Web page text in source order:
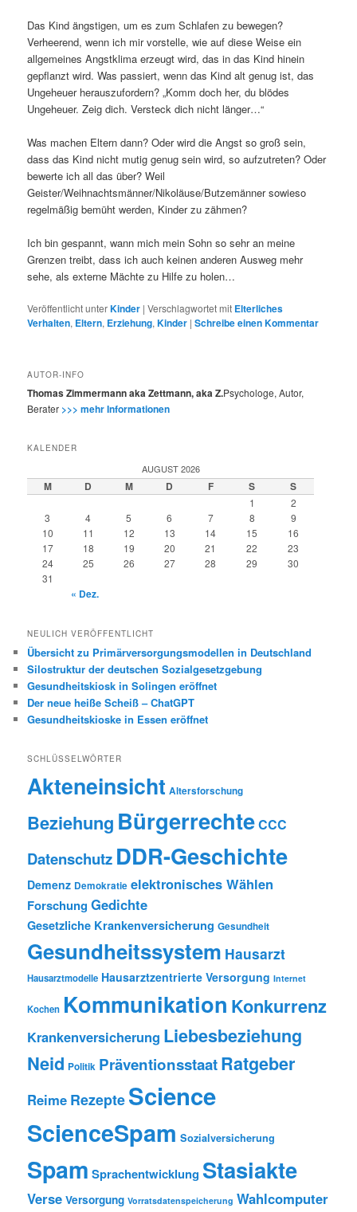
Das Kind ängstigen, um es zum Schlafen zu bewegen?
Verheerend, wenn ich mir vorstelle, wie auf diese Weise ein
allgemeines Angstklima erzeugt wird, das in das Kind hinein
gepflanzt wird. Was passiert, wenn das Kind alt genug ist, das
Ungeheuer herauszufordern? „Komm doch her, du blödes
Ungeheuer. Zeig dich. Versteck dich nicht länger…“
Was machen Eltern dann? Oder wird die Angst so groß sein,
dass das Kind nicht mutig genug sein wird, so aufzutreten? Oder
bewerte ich all das über? Weil
Geister/Weihnachtsmänner/Nikoläuse/Butzemänner sowieso
regelmäßig bemüht werden, Kinder zu zähmen?
Ich bin gespannt, wann mich mein Sohn so sehr an meine
Grenzen treibt, dass ich auch keinen anderen Ausweg mehr
sehe, als externe Mächte zu Hilfe zu holen…
Veröffentlicht unterKinder |Verschlagwortet mit Elterliches
Verhalten, Eltern, Erziehung,Kinder |Schreibe einen Kommentar
AUTOR-INFO
Thomas Zimmermann aka Zettmann, aka Z.Psychologe, Autor,
Berater >>> mehr Informationen
KALENDER
AUGUST 2026
M D M D F S S
1
2
3
4 5 6 7 8
9
10
11 12 13 14 15
16
17
18 19 20 21 22
23
24
25 26 27 28 29
30
31
« Dez.
NEULICH VERÖFFENTLICHT
Übersicht zu Primärversorgungsmodellen in Deutschland
Silostruktur der deutschen Sozialgesetzgebung
Gesundheitskiosk in Solingen eröffnet
Der neue heiße Scheiß – ChatGPT
Gesundheitskioske in Essen eröffnet
SCHLÜSSELWÖRTER
Akteneinsicht Altersforschung
Beziehung BürgerrechteCCC
Datenschutz DDR-Geschichte
Demenz Demokratie elektronisches Wählen
Forschung Gedichte
Gesetzliche Krankenversicherung Gesundheit
Gesundheitssystem Hausarzt
Hausarztmodelle Hausarztzentrierte Versorgung Internet
Kochen Kommunikation Konkurrenz
Krankenversicherung Liebesbeziehung
Neid Politik PräventionsstaatRatgeber
Reime Rezepte Science
ScienceSpam Sozialversicherung
Spam Sprachentwicklung Stasiakte
Verse Versorgung Vorratsdatenspeicherung Wahlcomputer